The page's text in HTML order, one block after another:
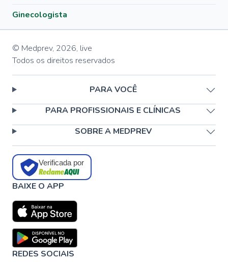
Ginecologista
© Medprev, 2026, live
Todos os direitos reservados
PARA VOCÊ
PARA PROFISSIONAIS E CLÍNICAS
SOBRE A MEDPREV
Verificada por
BAIXE O APP
REDES SOCIAIS